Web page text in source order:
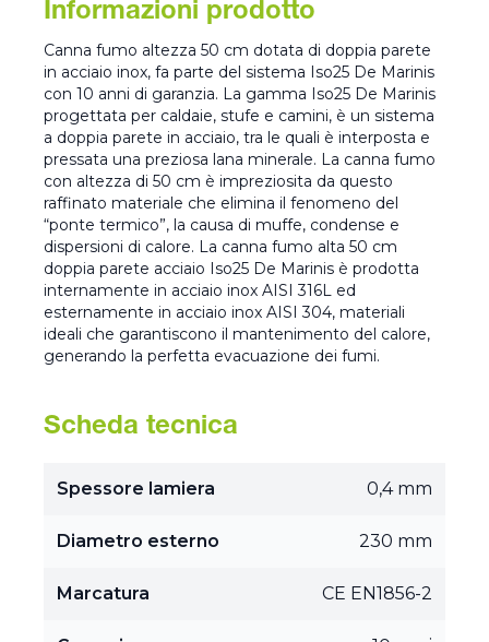
Informazioni prodotto
Canna fumo altezza 50 cm dotata di doppia parete
in acciaio inox, fa parte del sistema Iso25 De Marinis
con 10 anni di garanzia. La gamma Iso25 De Marinis
progettata per caldaie, stufe e camini, è un sistema
a doppia parete in acciaio, tra le quali è interposta e
pressata una preziosa lana minerale. La canna fumo
con altezza di 50 cm è impreziosita da questo
raffinato materiale che elimina il fenomeno del
“ponte termico”, la causa di muffe, condense e
dispersioni di calore. La canna fumo alta 50 cm
doppia parete acciaio Iso25 De Marinis è prodotta
internamente in acciaio inox AISI 316L ed
esternamente in acciaio inox AISI 304, materiali
ideali che garantiscono il mantenimento del calore,
generando la perfetta evacuazione dei fumi.
Scheda tecnica
Spessore lamiera 0,4 mm
Diametro esterno 230 mm
Marcatura CE EN1856-2